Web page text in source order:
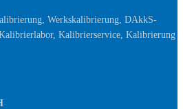
Werkskalibrierung, DAkkS-
Kalibrierservice, Kalibrierung